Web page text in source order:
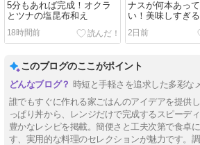
5分もあれば完成！オクラ
とツナの塩昆布和え
18時間前
ナスが何本あっ
い！美味しすぎ
ョムナス」
2日前
このブログのここがポイント
時短と手軽さを追求した多彩な
誰でもすぐに作れる家ごはんのアイデアを提供
っぱり丼から、レンジだけで完成するスピーデ
豊かなレシピを掲載。簡便さと工夫次第で食卓
す、実用的な料理のセレクションが魅力です。